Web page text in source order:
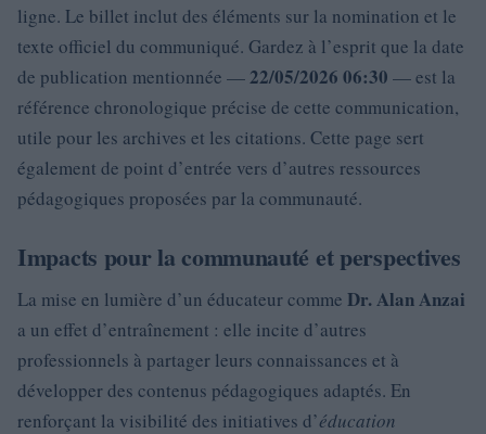
ligne. Le billet inclut des éléments sur la nomination et le
texte officiel du communiqué. Gardez à l’esprit que la date
de publication mentionnée —22/05/2026 06:30 — est la
référence chronologique précise de cette communication,
utile pour les archives et les citations. Cette page sert
également de point d’entrée vers d’autres ressources
pédagogiques proposées par la communauté.
Impacts pour la communauté et perspectives
La mise en lumière d’un éducateur comme Dr. Alan Anzai
a un effet d’entraînement : elle incite d’autres
professionnels à partager leurs connaissances et à
développer des contenus pédagogiques adaptés. En
renforçant la visibilité des initiatives d’éducation